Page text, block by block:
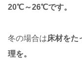
20℃～26℃です。
冬の場合は床材をた
理を。